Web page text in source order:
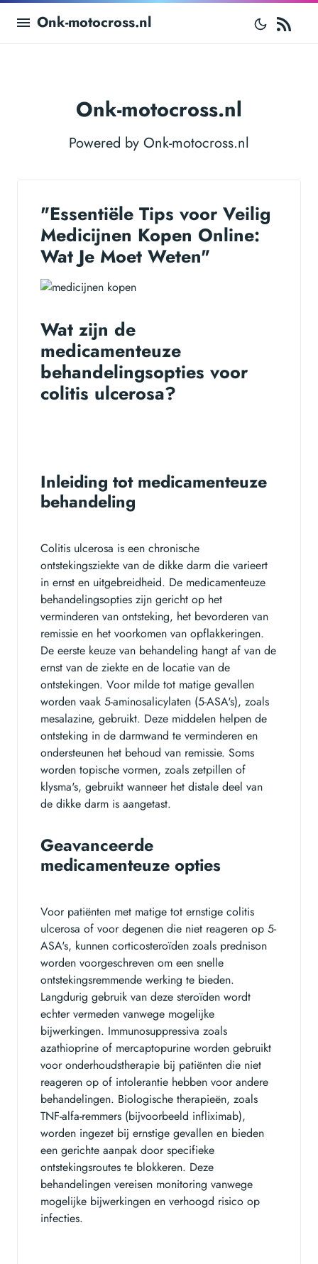
Onk-motocross.nl
Onk-motocross.nl
Powered by Onk-motocross.nl
"Essentiële Tips voor Veilig
Medicijnen Kopen Online:
Wat Je Moet Weten"
Wat zijn de
medicamenteuze
behandelingsopties voor
colitis ulcerosa?
Inleiding tot medicamenteuze
behandeling
Colitis ulcerosa is een chronische
ontstekingsziekte van de dikke darm die varieert
in ernst en uitgebreidheid. De medicamenteuze
behandelingsopties zijn gericht op het
verminderen van ontsteking, het bevorderen van
remissie en het voorkomen van opflakkeringen.
De eerste keuze van behandeling hangt af van de
ernst van de ziekte en de locatie van de
ontstekingen. Voor milde tot matige gevallen
worden vaak 5-aminosalicylaten (5-ASA's), zoals
mesalazine, gebruikt. Deze middelen helpen de
ontsteking in de darmwand te verminderen en
ondersteunen het behoud van remissie. Soms
worden topische vormen, zoals zetpillen of
klysma's, gebruikt wanneer het distale deel van
de dikke darm is aangetast.
Geavanceerde
medicamenteuze opties
Voor patiënten met matige tot ernstige colitis
ulcerosa of voor degenen die niet reageren op 5-
ASA's, kunnen corticosteroïden zoals prednison
worden voorgeschreven om een snelle
ontstekingsremmende werking te bieden.
Langdurig gebruik van deze steroïden wordt
echter vermeden vanwege mogelijke
bijwerkingen. Immunosuppressiva zoals
azathioprine of mercaptopurine worden gebruikt
voor onderhoudstherapie bij patiënten die niet
reageren op of intolerantie hebben voor andere
behandelingen. Biologische therapieën, zoals
TNF-alfa-remmers (bijvoorbeeld infliximab),
worden ingezet bij ernstige gevallen en bieden
een gerichte aanpak door specifieke
ontstekingsroutes te blokkeren. Deze
behandelingen vereisen monitoring vanwege
mogelijke bijwerkingen en verhoogd risico op
infecties.